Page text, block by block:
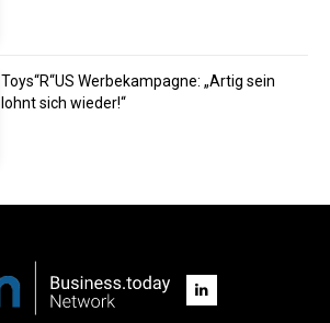
Toys“R“US Werbekampagne: „Artig sein
lohnt sich wieder!“